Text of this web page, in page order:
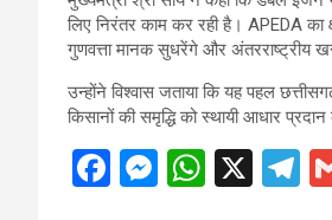
लिए निरंतर काम कर रही है। APEDA का
गुणवत्ता मानक सुधरेंगे और अंतरराष्ट्रीय
उन्होंने विश्वास जताया कि यह पहल
किसानों की समृद्धि को स्थायी आधार
F
M
W
X
T